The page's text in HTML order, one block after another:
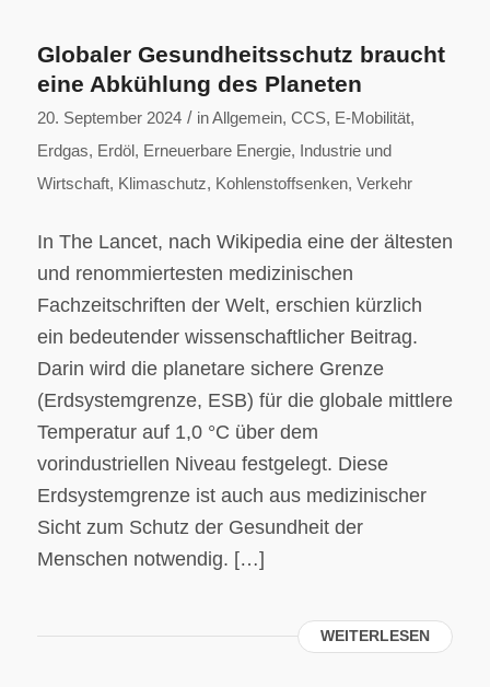
Globaler Gesundheitsschutz braucht
eine Abkühlung des Planeten
20. September 2024 / inAllgemein, CCS, E-Mobilität,
Erdgas, Erdöl , Erneuerbare Energie,
Industrie und
Wirtschaft, Klimaschutz, Kohlenstoffsenken, Verkehr
In The Lancet, nach Wikipedia eine der ältesten
und renommiertesten medizinischen
Fachzeitschriften der Welt, erschien kürzlich
ein bedeutender wissenschaftlicher Beitrag.
Darin wird die planetare sichere Grenze
(Erdsystemgrenze, ESB) für die globale mittlere
Temperatur auf 1,0 °C über dem
vorindustriellen Niveau festgelegt. Diese
Erdsystemgrenze ist auch aus medizinischer
Sicht zum Schutz der Gesundheit der
Menschen notwendig. […]
WEITERLESEN